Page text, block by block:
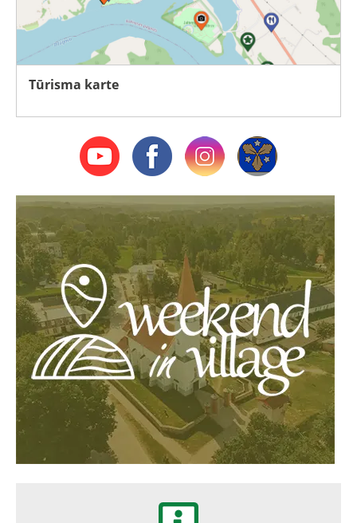
Tūrisma karte